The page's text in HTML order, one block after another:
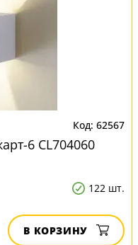
62567
6 CL704060
122 шт.
В КОРЗИНУ